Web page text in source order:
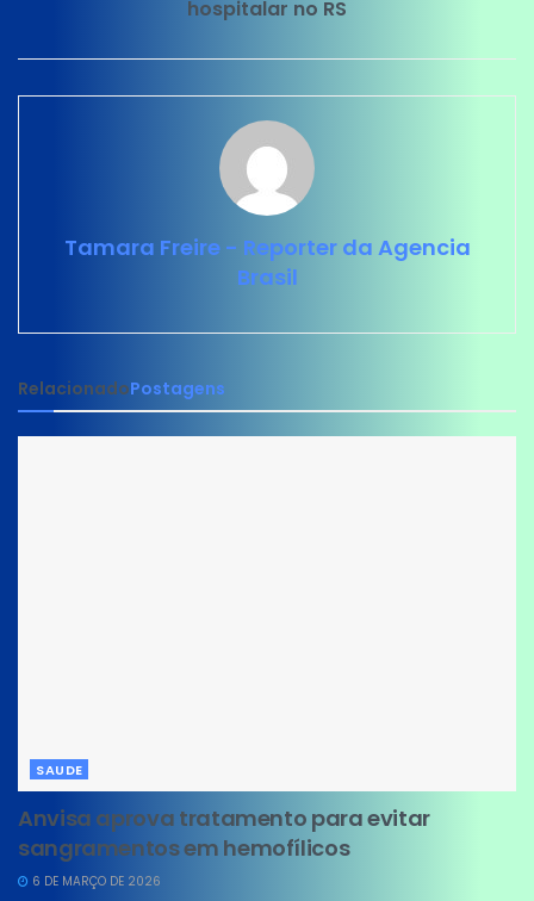
hospitalar no RS
Tamara Freire - Reporter da Agencia
Brasil
RelacionadoPostagens
SAUDE
Anvisa aprova tratamento para evitar
sangramentos em hemofílicos
6 DE MARÇO DE 2026